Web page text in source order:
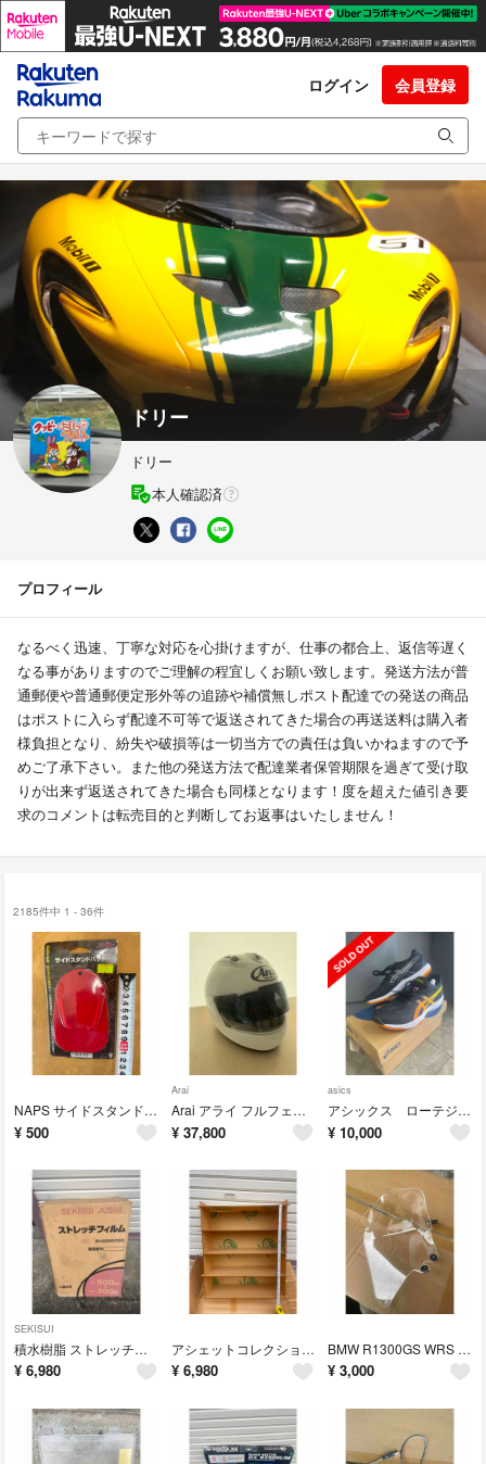
ログイン 会員登録
ドリー
ドリー
本人確認済
プロフィール
なるべく迅速、丁寧な対応を心掛けますが、仕事の都合上、返信等遅く
なる事がありますのでご理解の程宜しくお願い致します。発送方法が普
通郵便や普通郵便定形外等の追跡や補償無しポスト配達での発送の商品
はポストに入らず配達不可等で返送されてきた場合の再送送料は購入者
様負担となり、紛失や破損等は一切当方での責任は負いかねますので予
めご了承下さい。また他の発送方法で配達業者保管期限を過ぎて受け取
りが出来ず返送されてきた場合も同様となります！度を超えた値引き要
求のコメントは転売目的と判断してお返事はいたしません！
2185件中 1 - 36件
NAPS サイドスタンドパッド レッド バイク用 駐輪補助
¥ 500
Arai
Arai アライ フルフェイスヘルメットRX-7X 白 ホワイト57.58cm
¥ 37,800
asics
アシックス ローテジャパン LYTE FF3 バレーボールシューズ 24.0cm
¥ 10,000
SEKISUI
積水樹脂 ストレッチフィルム 500mm×300m 6巻セット
¥ 6,980
アシェットコレクションジャパン 組み立て式 アクリル製 ディスプレイ収納棚
¥ 6,980
BMW R1300GS WRS ウインドディフレクター左のみ
¥ 3,000